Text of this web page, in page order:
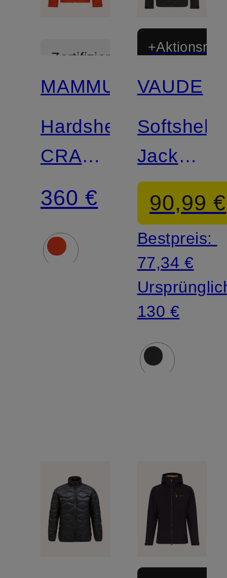
Zertifiziert
MAMMUT
Hardshelljacke
CRATER
LIGHT
HS
HOODED
360 €
Zertifiziert
VAUDE
Softshell-
Jacke
90,99 €
Bestpreis:
77,34 €
130 €